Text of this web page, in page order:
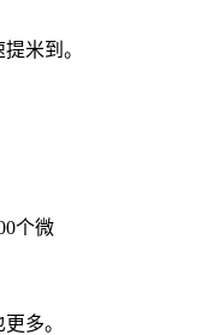
米到。
个微
多。